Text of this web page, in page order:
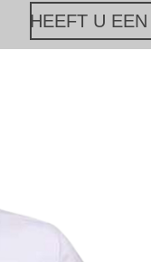
HEEFT U